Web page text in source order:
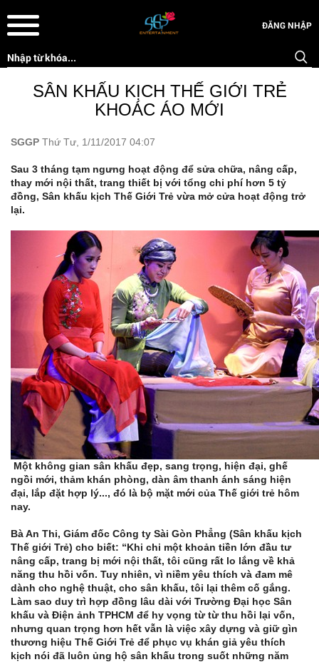
ĐĂNG NHẬP
SÂN KHẤU KỊCH THẾ GIỚI TRẺ
KHOÁC ÁO MỚI
SGGP Thứ Tư, 1/11/2017 04:07
Sau 3 tháng tạm ngưng hoạt động để sửa chữa, nâng cấp,
thay mới nội thất, trang thiết bị với tổng chi phí hơn 5 tỷ
đồng, Sân khấu kịch Thế Giới Trẻ vừa mở cửa hoạt động trở
lại.
Một không gian sân khấu đẹp, sang trọng, hiện đại, ghế
ngồi mới, thảm khán phòng, dàn âm thanh ánh sáng hiện
đại, lắp đặt hợp lý..., đó là bộ mặt mới của Thế giới trẻ hôm
nay.
Bà An Thi, Giám đốc Công ty Sài Gòn Phẳng (Sân khấu kịch
Thế giới Trẻ) cho biết: “Khi chi một khoản tiền lớn đầu tư
nâng cấp, trang bị mới nội thất, tôi cũng rất lo lắng về khả
năng thu hồi vốn. Tuy nhiên, vì niềm yêu thích và đam mê
dành cho nghệ thuật, cho sân khấu, tôi lại thêm cố gắng.
Làm sao duy trì hợp đồng lâu dài với Trường Đại học Sân
khấu và Điện ảnh TPHCM để hy vọng từ từ thu hồi lại vốn,
nhưng quan trọng hơn hết vẫn là việc xây dựng và giữ gìn
thương hiệu Thế Giới Trẻ để phục vụ khán giả yêu thích
kịch nói đã luôn ủng hộ sân khấu trong suốt những năm